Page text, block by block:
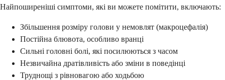
Найпоширеніші симптоми, які ви можете помітити, включають:
Збільшення розміру голови у немовлят (макроцефалія)
Постійна блювота, особливо вранці
Сильні головні болі, які посилюються з часом
Незвичайна дратівливість або зміни в поведінці
Труднощі з рівновагою або ходьбою